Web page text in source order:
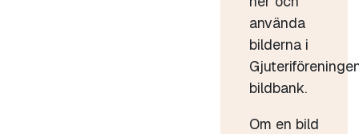
använda
bilderna i
bildbank.
Om en bild